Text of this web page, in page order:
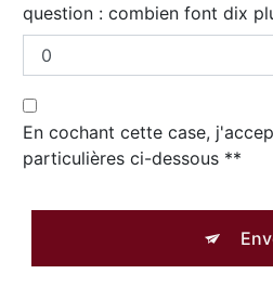
question : combien font dix
En cochant cette case,
particulières ci-dessous **